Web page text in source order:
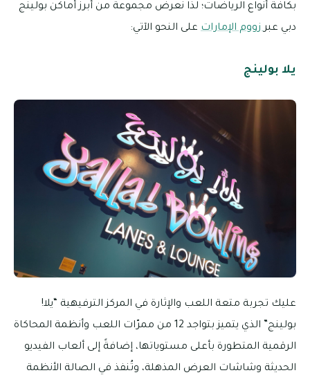
بكافة أنواع الرياضات؛ لذا نعرض مجموعة من أبرز أماكن بولينج
دبي عبرزووم الإمارات على النحو الآتي:
يلا بولينج
عليك تجربة متعة اللعب والإثارة في المركز الترفيهية “يلا!
بولينج” الذي يتميز بتواجد 12 من ممرّات اللعب وأنظمة المحاكاة
الرقمية المتطورة بأعلى مستوياتها، إضافةً إلى ألعاب الفيديو
الحديثة وشاشات العرض المذهلة، وتُنفذ في الصالة الأنظمة